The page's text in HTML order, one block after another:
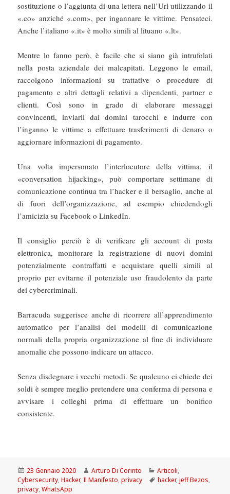
sostituzione o l’aggiunta di una lettera nell’Url utilizzando il
«.co» anziché «.com», per ingannare le vittime. Pensateci.
Anche l’italiano «.it» è molto simili al lituano «.lt».
Mentre lo fanno però, è facile che si siano già intrufolati
nella posta aziendale dei malcapitati. Leggono le email,
raccolgono informazioni su trattative o procedure di
pagamento e altri dettagli relativi a dipendenti, partner e
clienti. Così sono in grado di elaborare messaggi
convincenti, inviarli dai domini tarocchi e indurre con
l’inganno le vittime a effettuare trasferimenti di denaro o
aggiornare informazioni di pagamento.
Una volta impersonato l’interlocutore della vittima, il
«conversation hijacking», può comportare settimane di
comunicazione continua tra l’hacker e il bersaglio, anche al
di fuori dell’organizzazione, ad esempio chiedendogli
l’amicizia su Facebook o LinkedIn.
Il consiglio perciò è di verificare gli account di posta
elettronica, monitorare la registrazione di nuovi domini
potenzialmente contraffatti e acquistare quelli simili al
proprio per evitarne il potenziale uso fraudolento da parte
dei cybercriminali.
Barracuda suggerisce anche di ricorrere all’apprendimento
automatico per l’analisi dei modelli di comunicazione
normali della propria organizzazione al fine di individuare
anomalie che possono indicare un attacco.
Senza disdegnare i vecchi metodi. Se qualcuno ci chiede dei
soldi è sempre meglio pretendere una conferma di persona e
avvisare i colleghi prima di effettuare un bonifico
consistente.
Scritto
il
23 Gennaio 2020 Autore
Arturo Di Corinto Categorie
Articoli,
Cybersecurity,Hacker,Il Manifesto,privacy Tag
hacker,jeff Bezos,
privacy,WhatsApp